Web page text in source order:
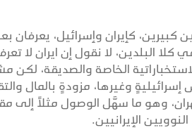
كإيران وإسرائيل، يعرفان
البلدين، لا نقول إن ايران لا
الخاصة والصديقة،
وغيرها، مزودةٍ بالمال
وهو ما سهَّل الوصول مثلاً إلى
الإيرانيين.